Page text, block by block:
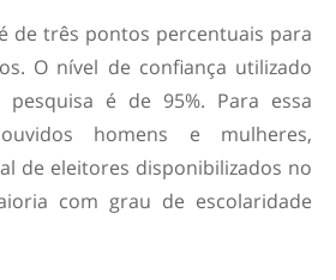
de três pontos percentuais para
O nível de confiança utilizado
é de 95%. Para essa
homens e mulheres,
de eleitores disponibilizados no
com grau de escolaridade